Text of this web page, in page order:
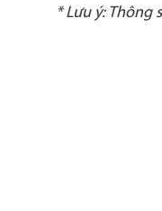
* Lưu ý: Thông